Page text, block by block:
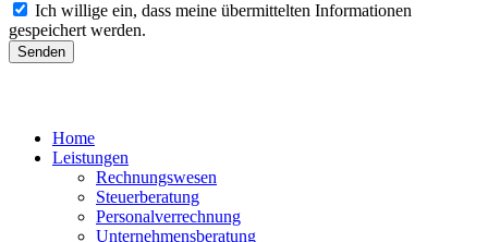
Ich willige ein, dass meine übermittelten Informationen
gespeichert werden.
Senden
Home
Leistungen
Rechnungswesen
Steuerberatung
Personalverrechnung
Unternehmensberatung